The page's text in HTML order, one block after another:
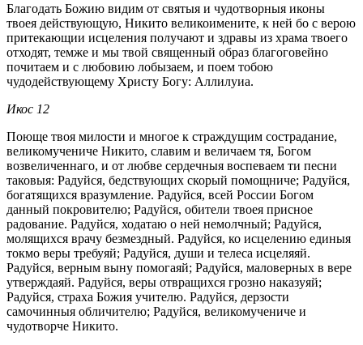
Благодать Божию видим от святыя и чудотворныя иконы
твоея действующую, Никито великоимените, к ней бо с верою
притекающии исцеления получают и здравы из храма твоего
отходят, темже и мы твой священный образ благоговейно
почитаем и с любовию лобызаем, и поем тобою
чудодействующему Христу Богу: Аллилуиа.
Икос 12
Поюще твоя милости и многое к страждущим сострадание,
великомучениче Никито, славим и величаем тя, Богом
возвеличеннаго, и от любве сердечныя воспеваем ти песни
таковыя: Радуйся, бедствующих скорый помощниче; Радуйся,
богатящихся вразумление. Радуйся, всей России Богом
данный покровителю; Радуйся, обители твоея присное
радование. Радуйся, ходатаю о ней немолчный; Радуйся,
молящихся врачу безмездный. Радуйся, ко исцелению единыя
токмо веры требуяй; Радуйся, души и телеса исцеляяй.
Радуйся, верным выну помогаяй; Радуйся, маловерных в вере
утверждаяй. Радуйся, веры отвращихся грозно наказуяй;
Радуйся, страха Божия учителю. Радуйся, дерзости
самочинныя обличителю; Радуйся, великомучениче и
чудотворче Никито.